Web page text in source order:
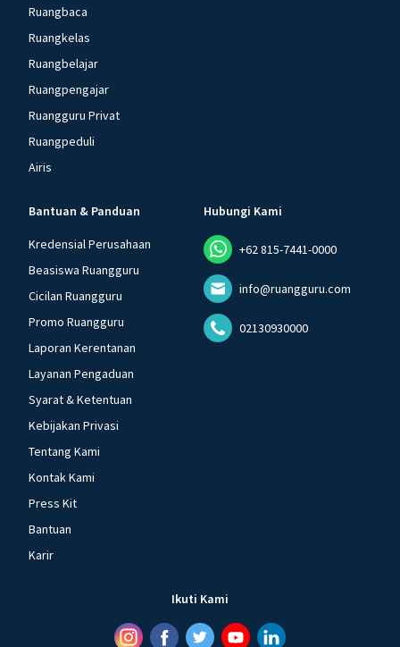
Ruangbaca
Ruangkelas
Ruangbelajar
Ruangpengajar
Ruangguru Privat
Ruangpeduli
Airis
Bantuan & Panduan
Kredensial Perusahaan
Beasiswa Ruangguru
Cicilan Ruangguru
Promo Ruangguru
Laporan Kerentanan
Layanan Pengaduan
Syarat & Ketentuan
Kebijakan Privasi
Tentang Kami
Kontak Kami
Press Kit
Bantuan
Karir
Hubungi Kami
+62 815-7441-0000
info@ruangguru.com
02130930000
Ikuti Kami